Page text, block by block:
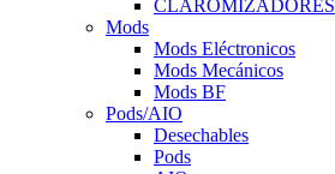
CLAROMIZADORES
Mods
Mods Eléctronicos
Mods Mecánicos
Mods BF
Pods/AIO
Desechables
Pods